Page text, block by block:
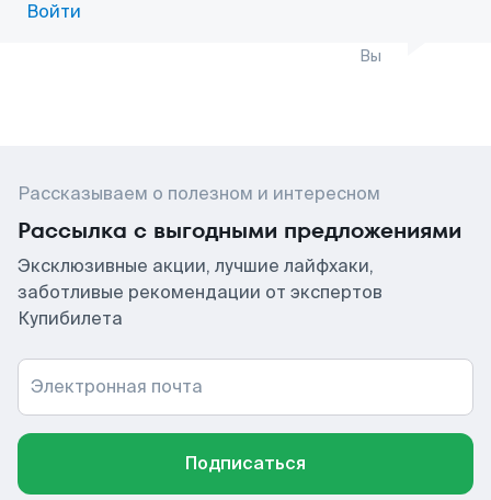
Войти
Вы
Рассказываем о полезном и интересном
Рассылка с выгодными предложениями
Эксклюзивные акции, лучшие лайфхаки,
заботливые рекомендации от экспертов
Купибилета
Электронная почта
Подписаться